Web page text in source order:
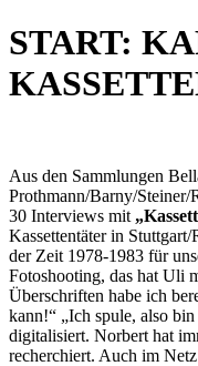
START:
Aus den Sammlungen
Prothmann/Barny/
30 Interviews mit
Kassettentäter in
der Zeit 1978-1983 für
Fotoshooting, das hat Uli
Überschriften habe ich
kann!“ „Ich spule, also
digitalisiert. Norbert hat
recherchiert. Auch im